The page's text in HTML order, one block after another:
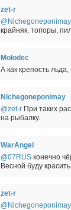
zet-r
@Nichegoneponimay
крайняк. топоры,
Molodec
А как крепость
Nichegoneponimay
@zet-r При таких
на рыбалку.
WarAngel
@07RUS конечно
Весной буду
zet-r
@Nichegoneponimay